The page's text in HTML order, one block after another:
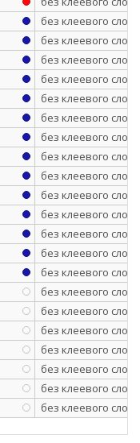
без клеевого слоя
без клеевого слоя
без клеевого слоя
без клеевого слоя
без клеевого слоя
без клеевого слоя
без клеевого слоя
без клеевого слоя
без клеевого слоя
без клеевого слоя
без клеевого слоя
без клеевого слоя
без клеевого слоя
без клеевого слоя
без клеевого слоя
без клеевого слоя
без клеевого слоя
без клеевого слоя
без клеевого слоя
без клеевого слоя
без клеевого слоя